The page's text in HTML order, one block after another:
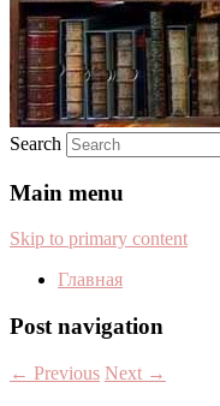
Search
Main menu
Skip to primary content
Главная
Post navigation
← Previous Next →